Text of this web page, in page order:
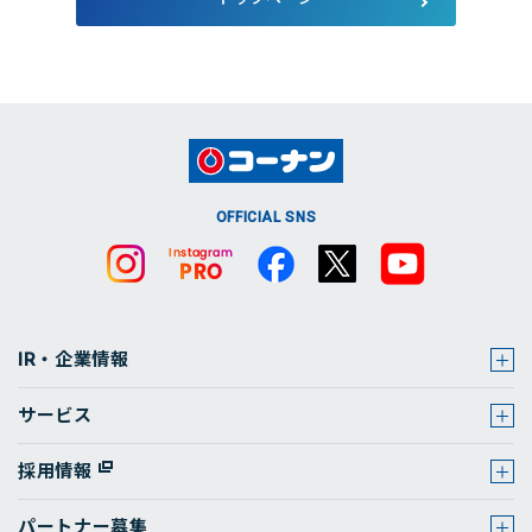
OFFICIAL SNS
IR・企業情報
サービス
採用情報
パートナー募集